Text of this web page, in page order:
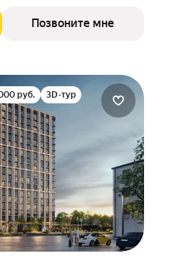
Позвоните мне
руб. 3D-тур